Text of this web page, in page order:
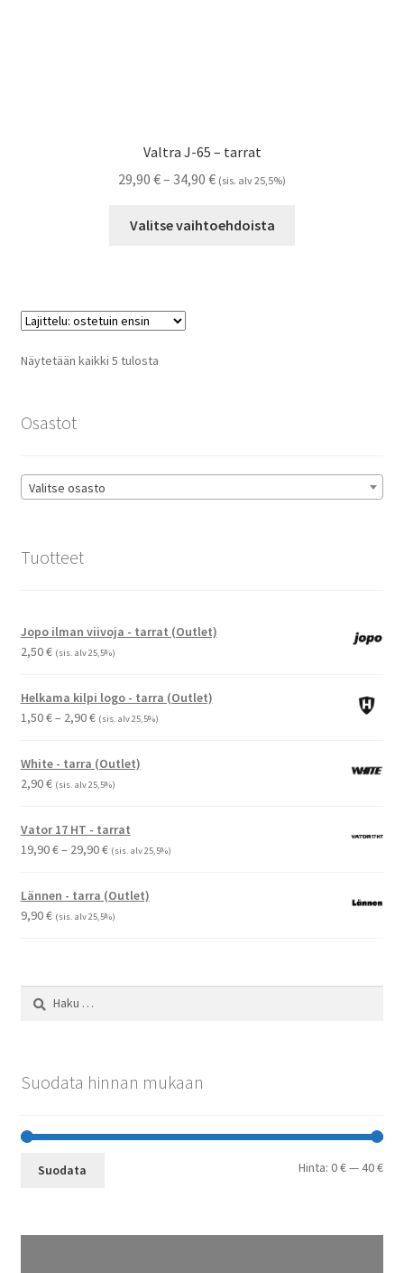
Valtra J-65 – tarrat
29,90 €– 34,90 €Hintaluokka:
-
(sis. alv 25,5%)
Valitse vaihtoehdoista
Näytetään kaikki 5 tulostaSuosituimmat
Osastot
Valitse osasto
Tuotteet
Jopo ilman viivoja - tarrat (Outlet)
2,50€ (sis. alv 25,5%)
Helkama kilpi logo - tarra (Outlet)
1,50€– 2,90€Hintaluokka:
-
2,90 €
(sis. alv 25,5%)
White - tarra (Outlet)
2,90€ (sis. alv 25,5%)
Vator 17 HT - tarrat
19,90€– 29,90€Hintaluokka:
-
29,90 €
(sis. alv 25,5%)
Lännen - tarra (Outlet)
9,90€ (sis. alv 25,5%)
Haku:
Suodata hinnan mukaan
Suodata Hinta:0 €—40 €